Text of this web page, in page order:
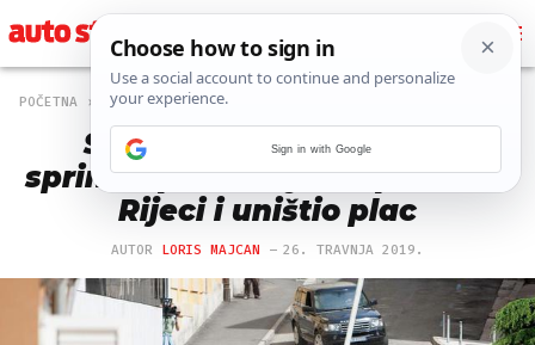
POČETNA NOVOSTI
Scene iz filma: Putnički
sprinter preletio je stepenice u
Rijeci i uništio plac
AUTOR LORIS MAJCAN 26. TRAVNJA 2019.
Sign in with Google